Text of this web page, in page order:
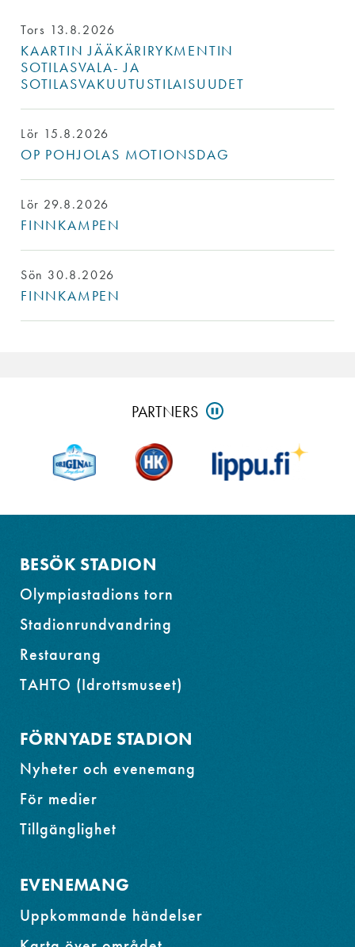
Tors 13.8.2026
KAARTIN JÄÄKÄRIRYKMENTIN
SOTILASVALA- JA
SOTILASVAKUUTUSTILAISUUDET
Lör 15.8.2026
OP POHJOLAS MOTIONSDAG
Lör 29.8.2026
FINNKAMPEN
Sön 30.8.2026
FINNKAMPEN
PARTNERS
BESÖK STADION
Olympiastadions torn
Stadionrundvandring
Restaurang
TAHTO (Idrottsmuseet)
FÖRNYADE STADION
Nyheter och evenemang
För medier
Tillgänglighet
EVENEMANG
Uppkommande händelser